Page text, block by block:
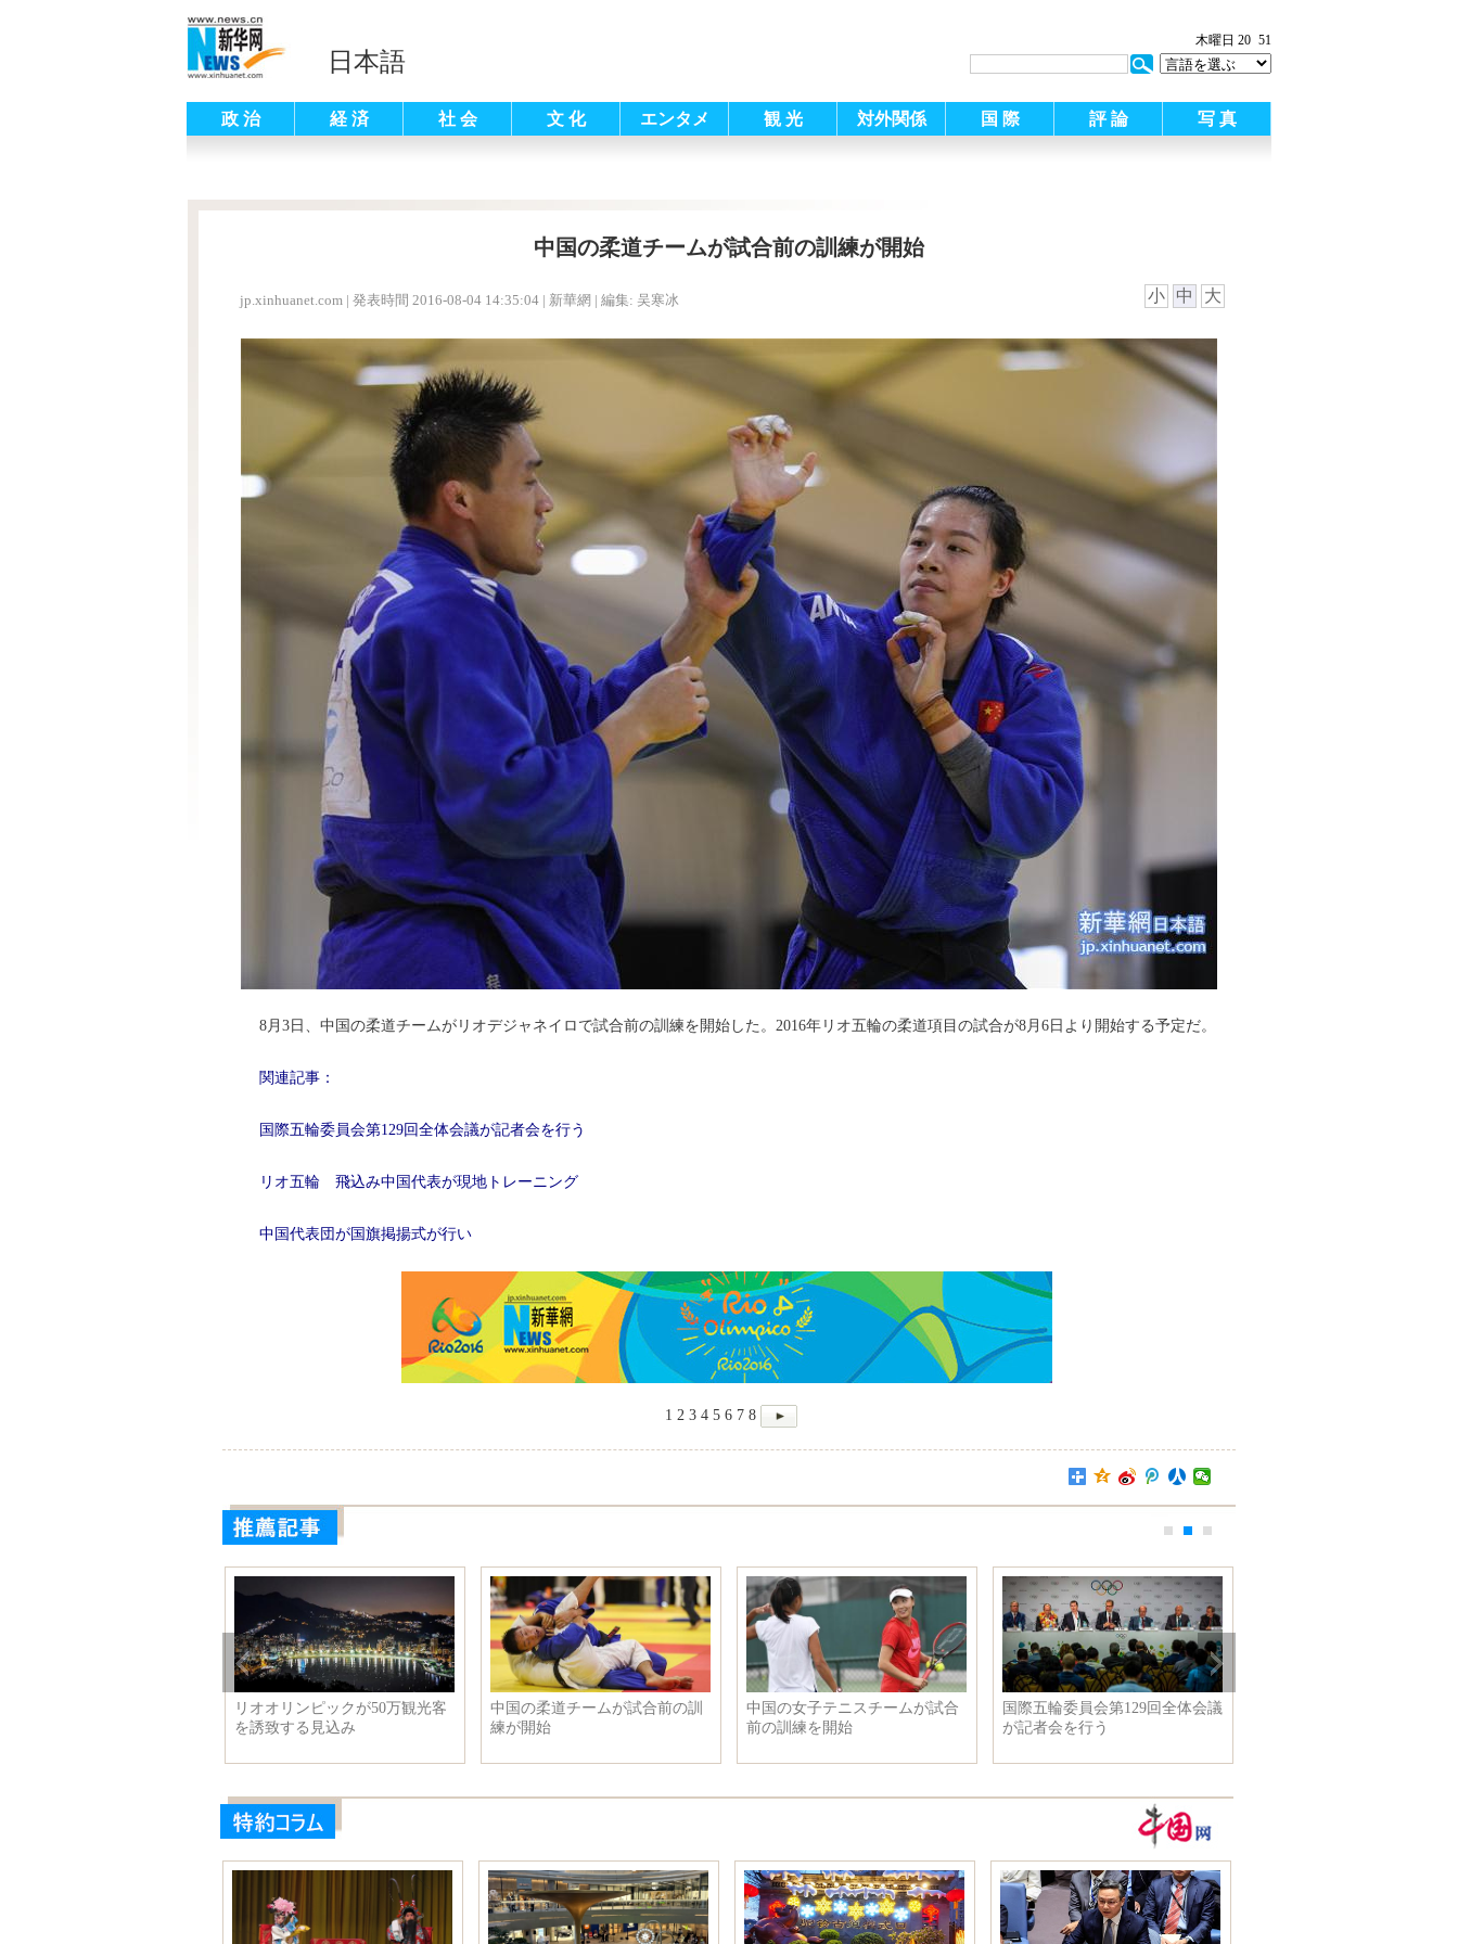
日本語
木曜日 20 51
政 治 経 済 社 会 文 化 エンタメ 観 光 対外関係 国 際 評 論 写 真
中国の柔道チームが試合前の訓練が開始
jp.xinhuanet.com | 発表時間 2016-08-04 14:35:04 | 新華網 | 編集: 吴寒冰 小 中 大
8月3日、中国の柔道チームがリオデジャネイロで試合前の訓練を開始した。2016年リオ五輪の柔道項目の試合が8月6日より開始する予定だ。
関連記事：
国際五輪委員会第129回全体会議が記者会を行う
リオ五輪 飛込み中国代表が現地トレーニング
中国代表団が国旗掲揚式が行い
1 2 3 4 5 6 7 8
リオ五輪 飛込み中国代表が現
地トレーニング
あなたの目つき
フランス代表団が国旗掲揚式が
行い
中国代表団が国旗掲揚式が行い